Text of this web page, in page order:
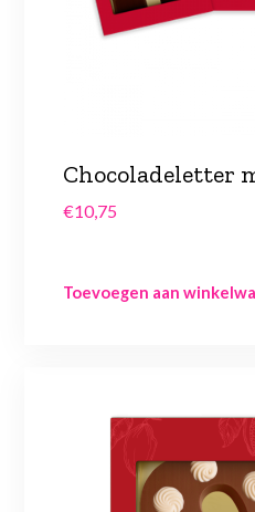
Chocoladeletter
€10,75
Toevoegen aan